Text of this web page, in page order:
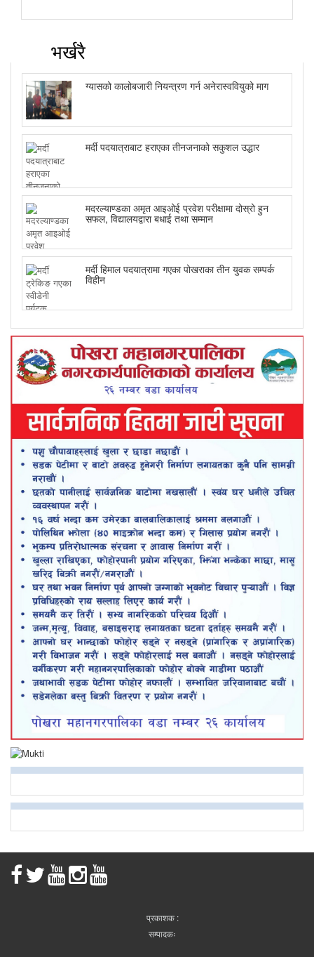
भर्खरै
ग्यासको कालोबजारी नियन्त्रण गर्न अनेरास्ववियुको माग
मर्दी पदयात्राबाट हराएका तीनजनाको सकुशल उद्धार
मदरल्याण्डका अमृत आइओई प्रवेश परीक्षामा दोस्रो हुन
सफल, विद्यालयद्वारा बधाई तथा सम्मान
मर्दी हिमाल पदयात्रामा गएका पोखराका तीन युवक सम्पर्क
विहीन
प्रकाशक :
सम्पादकः